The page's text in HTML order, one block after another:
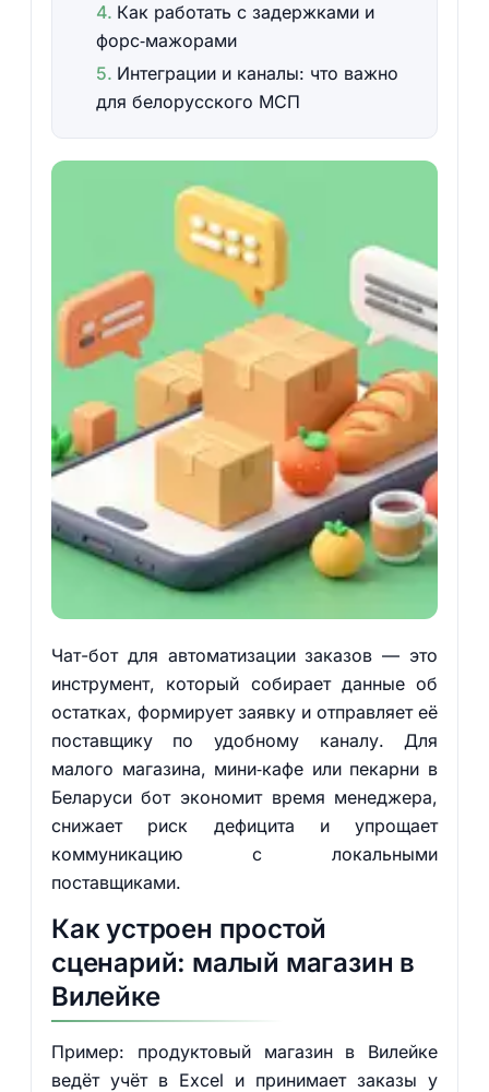
Как работать с задержками и
форс‑мажорами
Интеграции и каналы: что важно
для белорусского МСП
Чат-бот для автоматизации заказов — это
инструмент, который собирает данные об
остатках, формирует заявку и отправляет её
поставщику по удобному каналу. Для
малого магазина, мини‑кафе или пекарни в
Беларуси бот экономит время менеджера,
снижает риск дефицита и упрощает
коммуникацию с локальными
поставщиками.
Как устроен простой
сценарий: малый магазин в
Вилейке
Пример: продуктовый магазин в Вилейке
ведёт учёт в Excel и принимает заказы у